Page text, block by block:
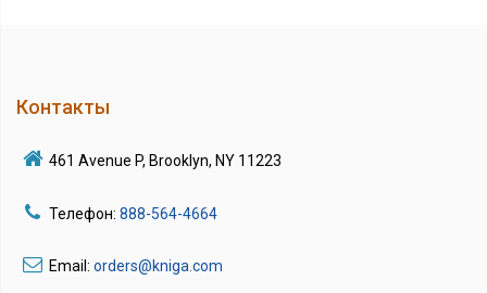
Контакты
461 Avenue P, Brooklyn, NY 11223
Телефон: 888-564-4664
Email: orders@kniga.com